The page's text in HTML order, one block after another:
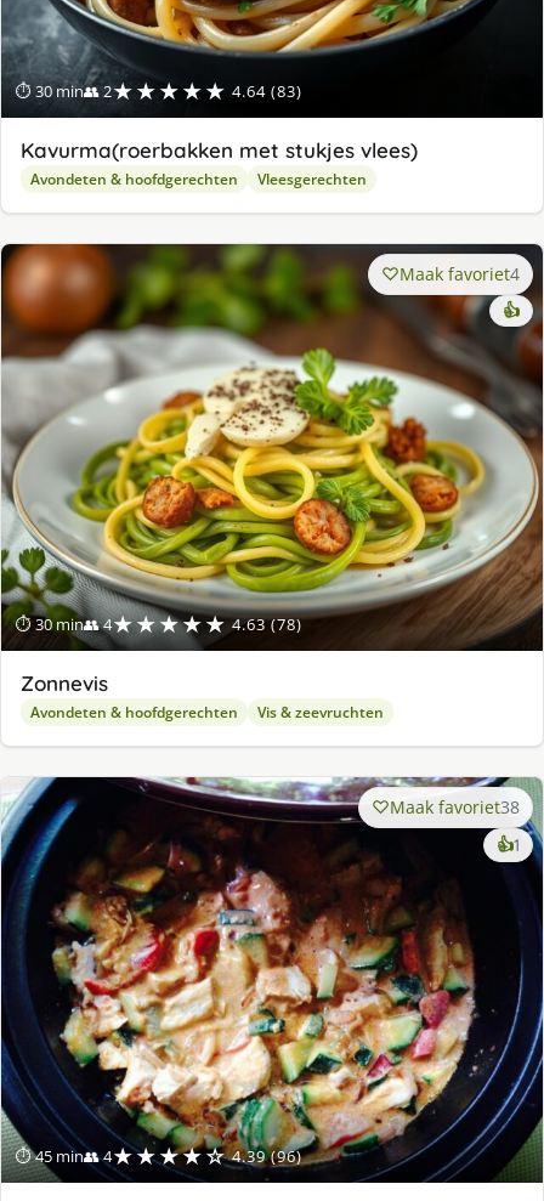
⏱ 30 min👥 2★★★★★ 4.64 (83)
Kavurma(roerbakken met stukjes vlees)
Avondeten & hoofdgerechten Vleesgerechten
⏱ 30 min👥 4★★★★★ 4.63 (78)
Maak favoriet4
👍
Zonnevis
Avondeten & hoofdgerechten Vis & zeevruchten
⏱ 45 min👥 4★★★★☆ 4.39 (96)
Maak favoriet38
👍1